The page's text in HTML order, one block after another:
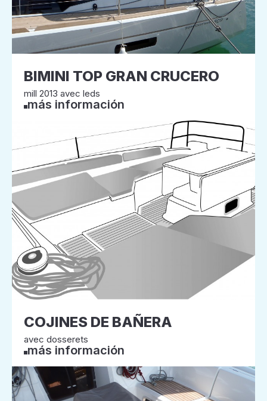
BIMINI TOP GRAN CRUCERO
mill 2013 avec leds
más información
COJINES DE BAÑERA
avec dosserets
más información